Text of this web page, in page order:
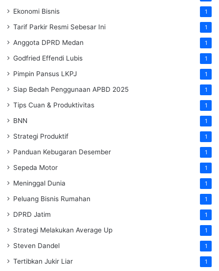
Ekonomi Bisnis 1
Tarif Parkir Resmi Sebesar Ini 1
Anggota DPRD Medan 1
Godfried Effendi Lubis 1
Pimpin Pansus LKPJ 1
Siap Bedah Penggunaan APBD 2025 1
Tips Cuan & Produktivitas 1
BNN 1
Strategi Produktif 1
Panduan Kebugaran Desember 1
Sepeda Motor 1
Meninggal Dunia 1
Peluang Bisnis Rumahan 1
DPRD Jatim 1
Strategi Melakukan Average Up 1
Steven Dandel 1
Tertibkan Jukir Liar 1